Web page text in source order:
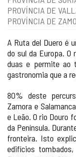
cadernos
PROVÍNCIA DE
PROVÍNCIA DE
A Ruta del Duero é
do sul da Europa.
duas e permite ao
gastronomia que a
80% deste
Zamora e
e Leão. O rio Douro
da Península.
fronteira. Isto
edifícios